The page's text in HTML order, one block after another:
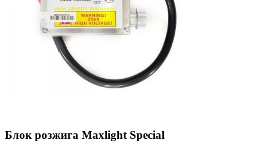
Блок розжига Maxlight Special